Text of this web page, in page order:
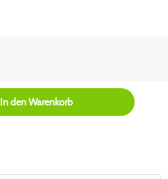
In denWarenkorb